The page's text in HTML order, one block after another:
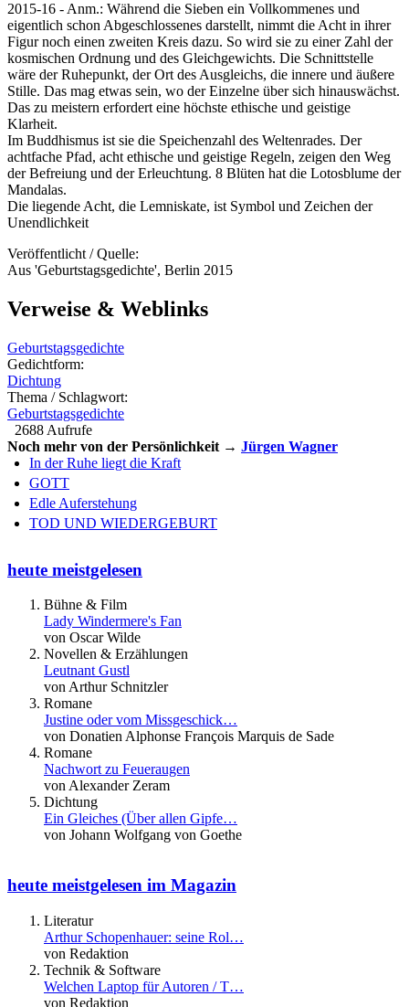
2015-16 - Anm.: Während die Sieben ein Vollkommenes und
eigentlich schon Abgeschlossenes darstellt, nimmt die Acht in ihrer
Figur noch einen zweiten Kreis dazu. So wird sie zu einer Zahl der
kosmischen Ordnung und des Gleichgewichts. Die Schnittstelle
wäre der Ruhepunkt, der Ort des Ausgleichs, die innere und äußere
Stille. Das mag etwas sein, wo der Einzelne über sich hinauswächst.
Das zu meistern erfordert eine höchste ethische und geistige
Klarheit.
Im Buddhismus ist sie die Speichenzahl des Weltenrades. Der
achtfache Pfad, acht ethische und geistige Regeln, zeigen den Weg
der Befreiung und der Erleuchtung. 8 Blüten hat die Lotosblume der
Mandalas.
Die liegende Acht, die Lemniskate, ist Symbol und Zeichen der
Unendlichkeit
Veröffentlicht / Quelle:
Aus 'Geburtstagsgedichte', Berlin 2015
Verweise & Weblinks
Geburtstagsgedichte
Gedichtform:
Dichtung
Thema / Schlagwort:
Geburtstagsgedichte
2688 Aufrufe
Noch mehr von der Persönlichkeit → Jürgen Wagner
In der Ruhe liegt die Kraft
GOTT
Edle Auferstehung
TOD UND WIEDERGEBURT
heute meistgelesen
Bühne & Film
Lady Windermere's Fan
von Oscar Wilde
Novellen & Erzählungen
Leutnant Gustl
von Arthur Schnitzler
Romane
Justine oder vom Missgeschick…
von Donatien Alphonse François Marquis de Sade
Romane
Nachwort zu Feueraugen
von Alexander Zeram
Dichtung
Ein Gleiches (Über allen Gipfe…
von Johann Wolfgang von Goethe
heute meistgelesen im Magazin
Literatur
Arthur Schopenhauer: seine Rol…
von Redaktion
Technik & Software
Welchen Laptop für Autoren / T…
von Redaktion